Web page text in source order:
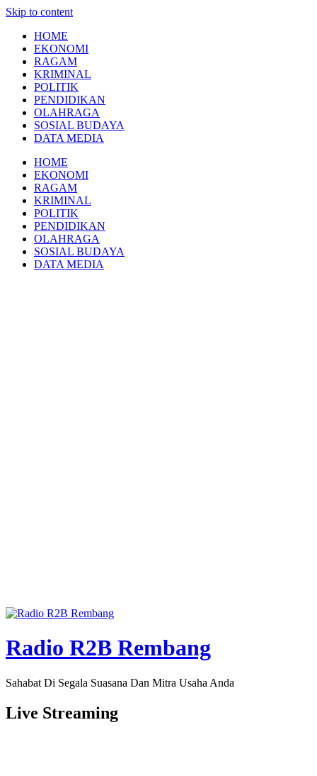
Skip to content
HOME
EKONOMI
RAGAM
KRIMINAL
POLITIK
PENDIDIKAN
OLAHRAGA
SOSIAL BUDAYA
DATA MEDIA
HOME
EKONOMI
RAGAM
KRIMINAL
POLITIK
PENDIDIKAN
OLAHRAGA
SOSIAL BUDAYA
DATA MEDIA
Radio R2B Rembang
Sahabat Di Segala Suasana Dan Mitra Usaha Anda
Live Streaming